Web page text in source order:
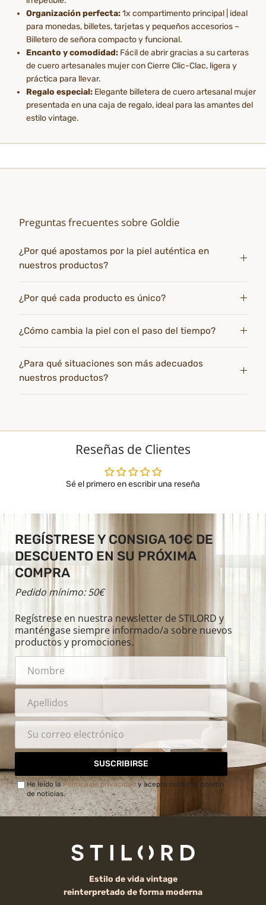
Organización perfecta:1x compartimento principal | ideal
para monedas, billetes, tarjetas y pequeños accesorios –
Billetero de señora compacto y funcional.
Encanto y comodidad: Fácil de abrir gracias a su carteras
de cuero artesanales mujer con Cierre Clic-Clac, ligera y
práctica para llevar.
Regalo especial: Elegante billetera de cuero artesanal mujer
presentada en una caja de regalo, ideal para las amantes del
estilo vintage.
Preguntas frecuentes sobre Goldie
¿Por qué apostamos por la piel auténtica en
nuestros productos?
¿Por qué cada producto es único?
¿Cómo cambia la piel con el paso del tiempo?
¿Para qué situaciones son más adecuados
nuestros productos?
Reseñas de Clientes
Sé el primero en escribir una reseña
REGÍSTRESE Y CONSIGA 10€ DE
DESCUENTO EN SU PRÓXIMA
COMPRA
Pedido mínimo: 50€
Regístrese en nuestra newsletter de STILORD y
manténgase siempre informado/a sobre nuevos
productos y promociones.
SUSCRIBIRSE
He leído laPolítica de privacidady acepto recibir el boletín
de noticias.
Estilo de vida vintage
reinterpretado de forma moderna